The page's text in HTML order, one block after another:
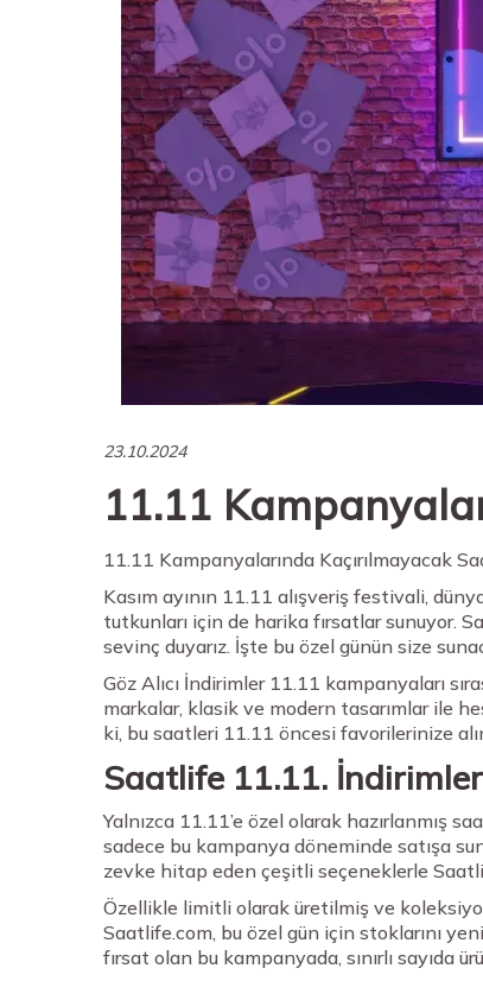
23.10.2024
11.11
11.11 Kampanyalarında Kaçırılmayacak
Kasım ayının 11.11 alışveriş festivali,
tutkunları için de harika fırsatlar sunuyor.
sevinç duyarız. İşte bu özel günün size
Göz Alıcı İndirimler 11.11 kampanyaları
markalar, klasik ve modern tasarımlar ile
ki, bu saatleri 11.11 öncesi favorilerinize
Saatlife 11.11.
Yalnızca 11.11’e özel olarak hazırlanmış
sadece bu kampanya döneminde satışa
zevke hitap eden çeşitli seçeneklerle
Özellikle limitli olarak üretilmiş ve
Saatlife.com, bu özel gün için stoklarını
fırsat olan bu kampanyada, sınırlı sayıda